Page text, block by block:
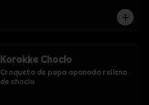
Korokke Choclo
Croqueta de papa apanada rellena
de choclo